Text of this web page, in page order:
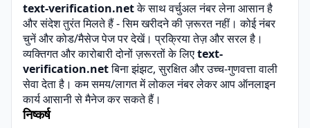
text-verification.netके साथ वर्चुअल नंबर लेना आसान है
और संदेश तुरंत मिलते हैं - सिम खरीदने की ज़रूरत नहीं। कोई नंबर
चुनें और कोड/मैसेज पेज पर देखें। प्रक्रिया तेज़ और सरल है।
व्यक्तिगत और कारोबारी दोनों ज़रूरतों के लिएtext-
verification.netबिना झंझट, सुरक्षित और उच्च-गुणवत्ता वाली
सेवा देता है। कम समय/लागत में लोकल नंबर लेकर आप ऑनलाइन
कार्य आसानी से मैनेज कर सकते हैं।
निष्कर्ष